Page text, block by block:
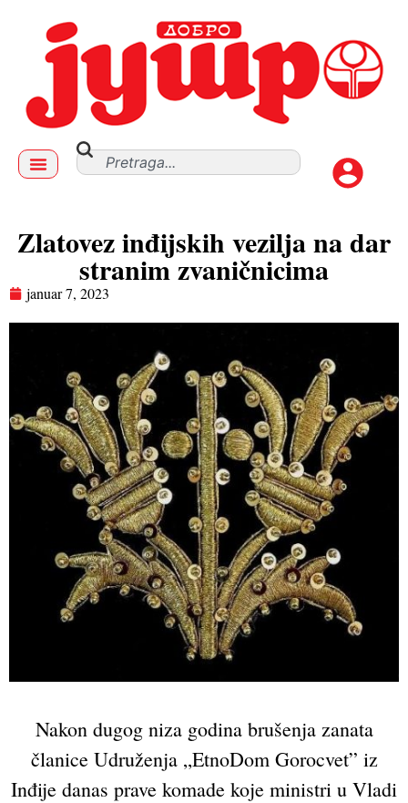
Zlatovez inđijskih vezilja na dar
stranim zvaničnicima
januar 7, 2023
Nakon dugog niza godina brušenja zanata
članice Udruženja „EtnoDom Gorocvet” iz
Inđije danas prave komade koje ministri u Vladi